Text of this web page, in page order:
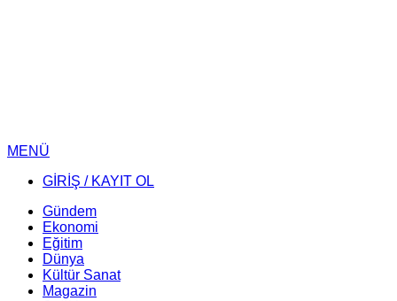
MENÜ
GİRİŞ / KAYIT OL
Gündem
Ekonomi
Eğitim
Dünya
Kültür Sanat
Magazin